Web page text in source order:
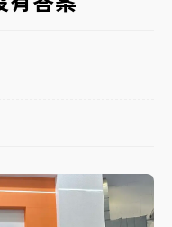
移置車輛最高罰
柴油價格維持不變
水赫見龍捲風 榕樹